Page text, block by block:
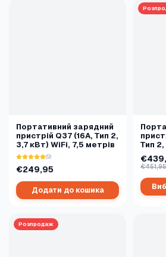
Портативний зарядний
пристрій Q37 (16A, Тип 2,
3,7 кВт) WiFi, 7,5 метрів
(9)
€249,95
Додати до кошика
Тип 2,
€451,95
Розпродаж